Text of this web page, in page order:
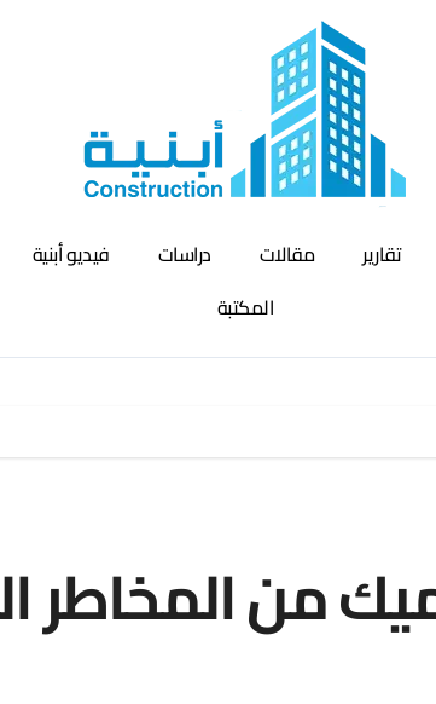
تقارير مقالات دراسات فيديو أبنية
المكتبة
من المخاطر